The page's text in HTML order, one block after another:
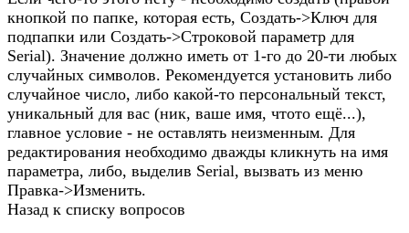
кнопкой по папке, которая есть, Создать->Ключ для
подпапки или Создать->Строковой параметр для
Serial). Значение должно иметь от 1-го до 20-ти любых
случайных символов. Рекомендуется установить либо
случайное число, либо какой-то персональный текст,
уникальный для вас (ник, ваше имя, чтото ещё...),
главное условие - не оставлять неизменным. Для
редактирования необходимо дважды кликнуть на имя
параметра, либо, выделив Serial, вызвать из меню
Правка->Изменить.
Назад к списку вопросов